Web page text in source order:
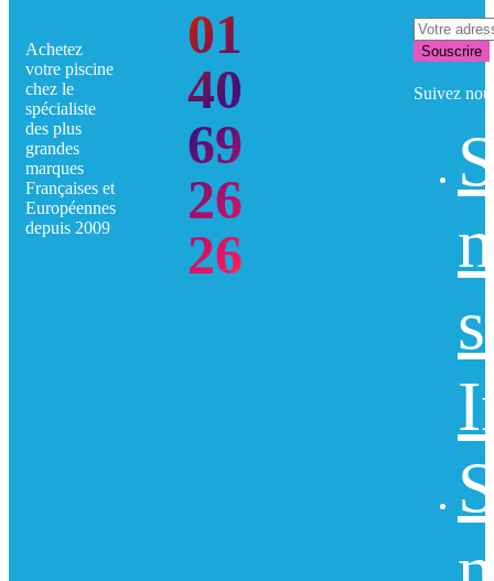
Achetez
votre piscine
chez le
spécialiste
des plus
grandes
marques
Françaises et
Européennes
depuis 2009
01
40
69
26
26
Souscrire
Suivez